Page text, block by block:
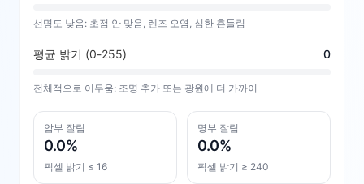
선명도 낮음: 초점 안 맞음, 렌즈 오염, 심한 흔들림
평균 밝기 (0-255) 0
전체적으로 어두움: 조명 추가 또는 광원에 더 가까이
암부 잘림
0.0%
픽셀 밝기 ≤ 16
명부 잘림
0.0%
픽셀 밝기 ≥ 240